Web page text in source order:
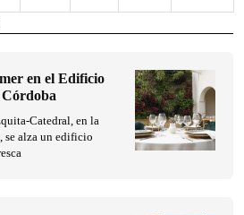
en el Edificio
Catedral, en la
se alza un edificio